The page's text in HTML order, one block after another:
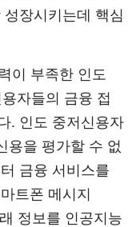
장시키는데 핵심
이 부족한 인도
자들의 금융 접
. 인도 중저신용자
용을 평가할 수 없
금융 서비스를
트폰 메시지
정보를 인공지능